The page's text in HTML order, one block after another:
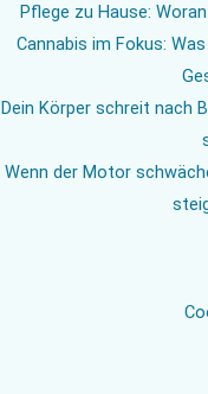
Pflege zu Hause:
Cannabis im Fokus:
Dein Körper schreit nach
Wenn der Motor